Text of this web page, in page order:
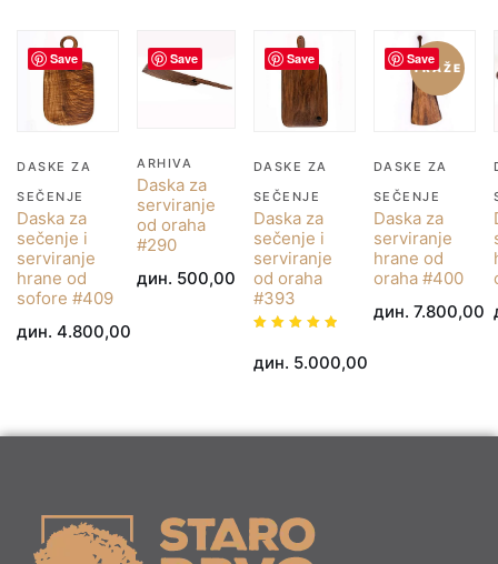
Save
DASKE ZA
SEČENJE
Daska za
sečenje i
serviranje
hrane od
sofore #409
дин. 4.800,00
Save
ARHIVA
Daska za
serviranje
od oraha
#290
дин. 500,00
Save
DASKE ZA
SEČENJE
Daska za
sečenje i
serviranje
od oraha
#393
5.00
od 5
дин. 5.000,00
Save
TRAŽE
DASKE ZA
SEČENJE
Daska za
serviranje
hrane od
oraha #400
дин. 7.800,00